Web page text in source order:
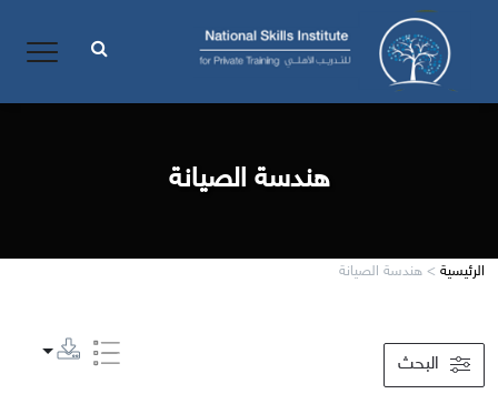
هندسة الصيانة
الرئيسية > هندسة الصيانة
البحث